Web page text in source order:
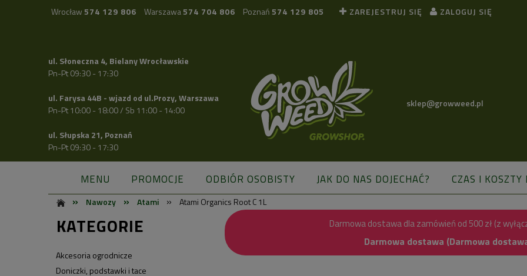
Wrocław 574 129 806 Warszawa574 704 806 Poznań 574 129 805 ZAREJESTRUJ SIĘ ZALOGUJ SIĘ
ul. Słoneczna 4, Bielany Wrocławskie
Pn-Pt 09:30 - 17:30
ul. Farysa 44B - wjazd od ul.Prozy, Warszawa
Pn-Pt 10:00 - 18:00 / Sb 11:00 - 14:00
ul. Słupska 21, Poznań
Pn-Pt 09:30 - 17:30
sklep@growweed.pl
MENU PROMOCJE ODBIÓR OSOBISTY JAK DO NAS DOJECHAĆ? CZAS I KOSZTY
BLOG
» Nawozy » Atami » Atami Organics Root C 1L
KATEGORIE
Akcesoria ogrodnicze
Doniczki, podstawki i tace
Darmowa dostawa dla zamówień od 500 zł (z
Darmowa dostawa (Darmowa